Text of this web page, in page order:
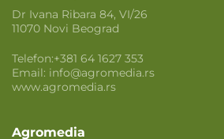
Dr Ivana Ribara 84, VI/26
11070 Novi Beograd
Telefon:+381 64 1627 353
Email: info@agromedia.rs
www.agromedia.rs
Agromedia